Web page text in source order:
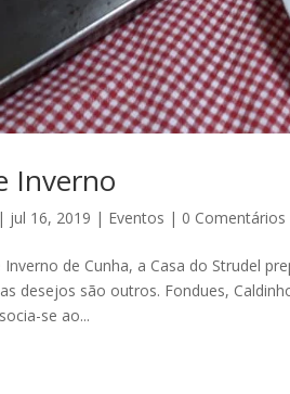
Inverno
| jul 16, 2019 | Eventos | 0 Comentários
Inverno de Cunha, a Casa do Strudel
desejos são outros. Fondues,
se ao...